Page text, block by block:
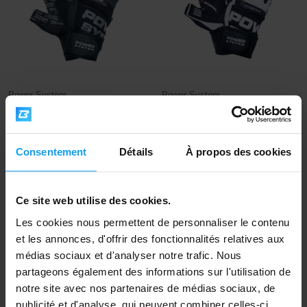
Consentement Détails À propos des cookies
Ce site web utilise des cookies.
Les cookies nous permettent de personnaliser le contenu
et les annonces, d'offrir des fonctionnalités relatives aux
médias sociaux et d'analyser notre trafic. Nous
partageons également des informations sur l'utilisation de
notre site avec nos partenaires de médias sociaux, de
publicité et d'analyse, qui peuvent combiner celles-ci
Power System
Wrist Wrap Gloves Power Grip
PS 2800 1 p...
10,49€ 13,29€
Power System
Wrist Wrap Gloves No
Compromise PS 2700...
€ 12,29€